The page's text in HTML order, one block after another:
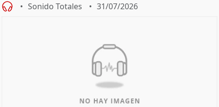
Sonido Totales 31/07/2026